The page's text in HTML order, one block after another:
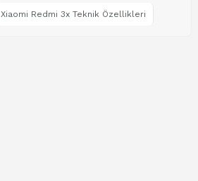
Xiaomi Redmi 3x Teknik Özellikleri